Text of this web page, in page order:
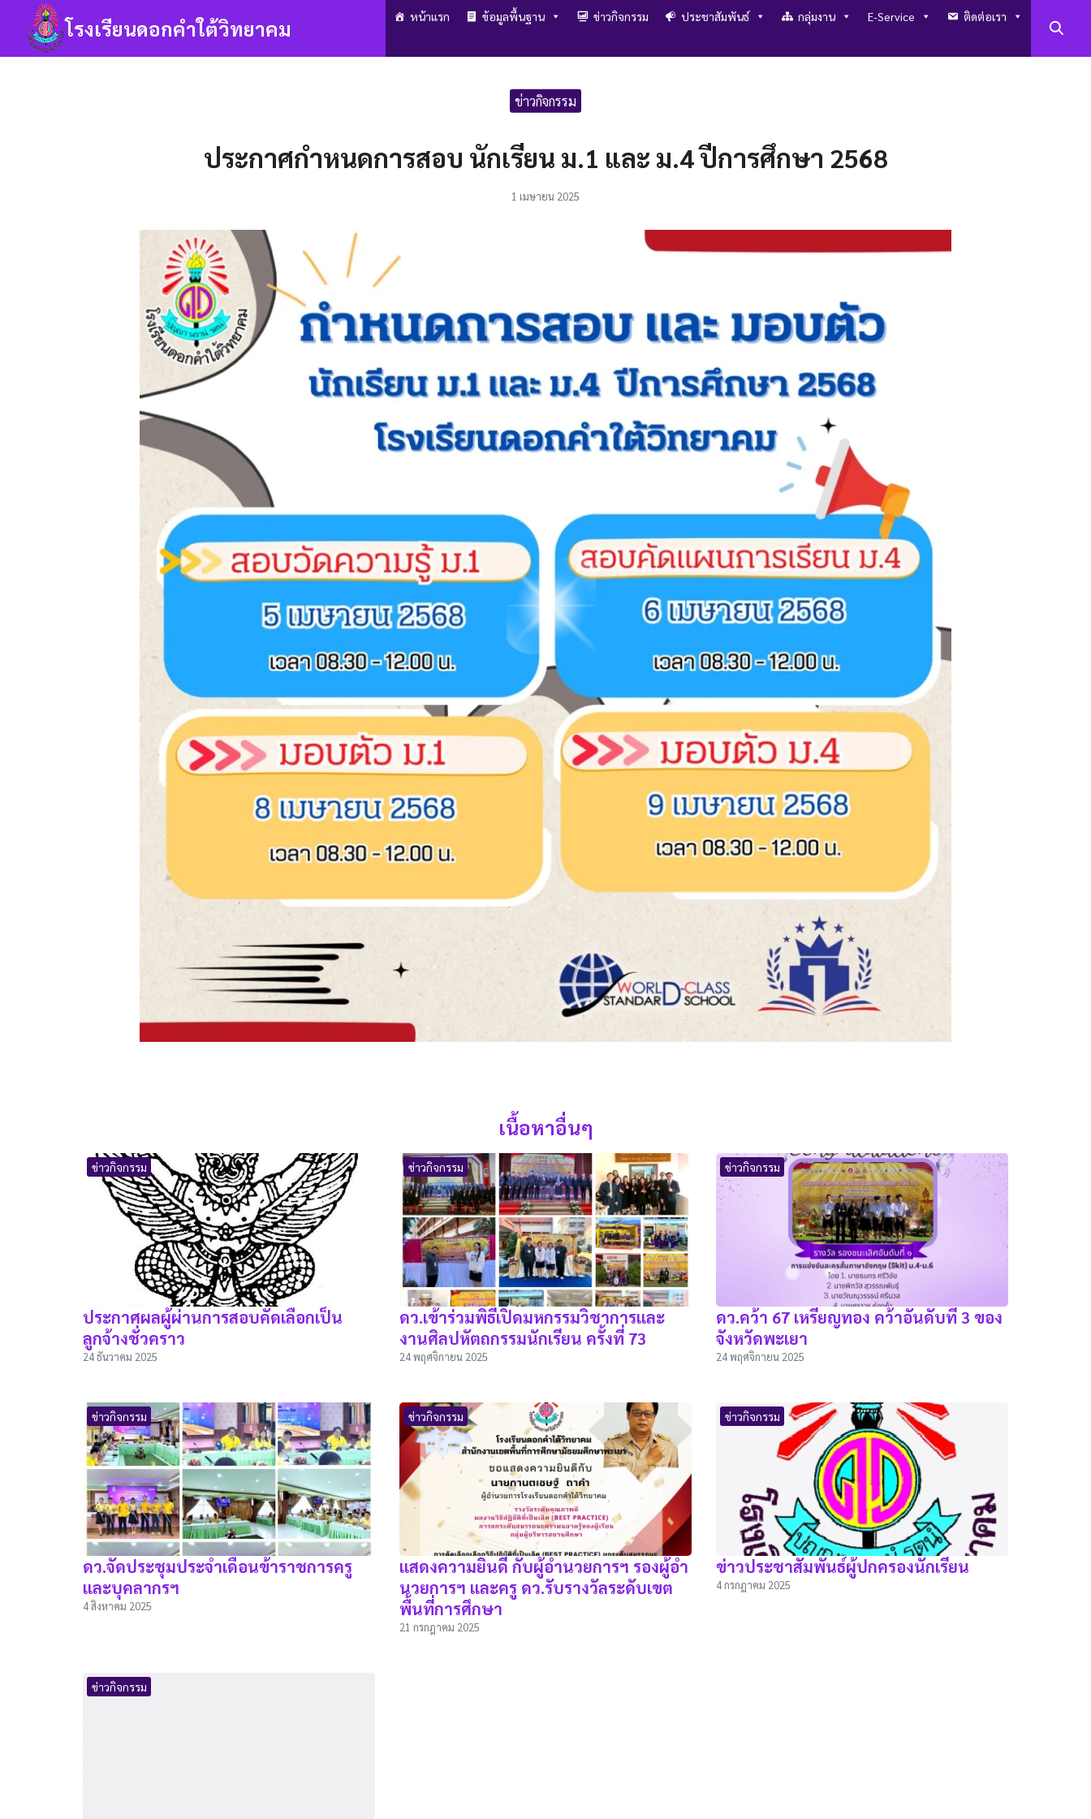
content
โรงเรียนดอกคำใต้วิทยาคม หน้าแรก ข้อมูลพื้นฐาน ข่าวกิจกรรม ประชาสัมพันธ์ กลุ่มงาน E-Service ติดต่อเรา
ข่าวกิจกรรม
ประกาศกำหนดการสอบ นักเรียน ม.1 และ ม.4 ปีการศึกษา 2568
1 เมษายน 2025
เนื้อหาอื่นๆ
ข่าวกิจกรรม
ประกาศผลผู้ผ่านการสอบคัดเลือกเป็น
ลูกจ้างชั่วคราว
24 ธันวาคม 2025
ข่าวกิจกรรม
ดว.เข้าร่วมพิธีเปิดมหกรรมวิชาการและ
งานศิลปหัตถกรรมนักเรียน ครั้งที่ 73
24 พฤศจิกายน 2025
ข่าวกิจกรรม
ดว.คว้า 67 เหรียญทอง คว้าอันดับที่ 3 ของ
จังหวัดพะเยา
24 พฤศจิกายน 2025
ข่าวกิจกรรม
ดว.จัดประชุมประจำเดือนข้าราชการครู
และบุคลากรฯ
4 สิงหาคม 2025
ข่าวกิจกรรม
แสดงความยินดี กับผู้อำนวยการฯ รองผู้อำ
นวยการฯ และครู ดว.รับรางวัลระดับเขต
พื้นที่การศึกษา
21 กรกฎาคม 2025
ข่าวกิจกรรม
ข่าวประชาสัมพันธ์ผู้ปกครองนักเรียน
4 กรกฎาคม 2025
ข่าวกิจกรรม